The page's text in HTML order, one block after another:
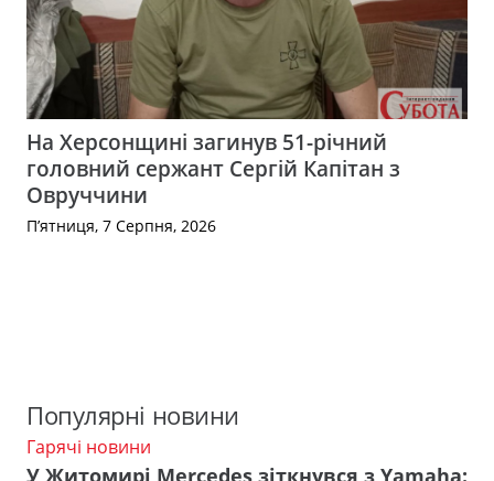
На Херсонщині загинув 51-річний
головний сержант Сергій Капітан з
Овруччини
П’ятниця, 7 Серпня, 2026
Популярні новини
Гарячі новини
У Житомирі Mercedes зіткнувся з Yamaha: